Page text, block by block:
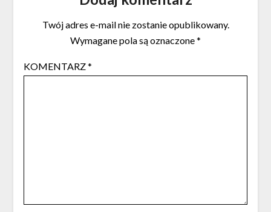
Twój adres e-mail nie zostanie opublikowany.
Wymagane pola są oznaczone*
KOMENTARZ*